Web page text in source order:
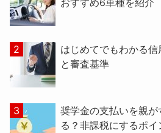
おすすめ6車種を紹介
はじめてでもわかる
と審査基準
奨学金の支払いを親
る？非課税にするポイ